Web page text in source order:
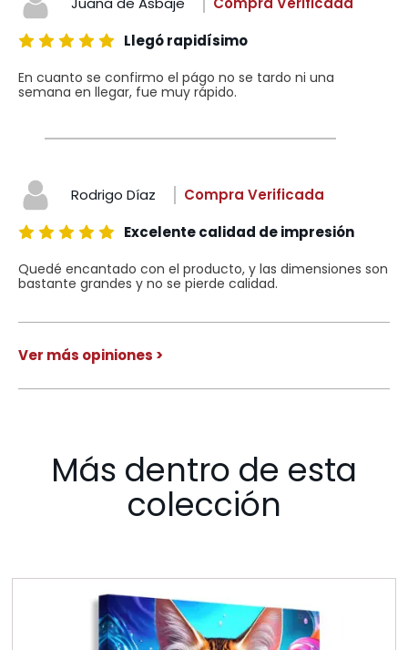
Llegó rapidísimo
En cuanto se confirmo el págo no se tardo ni una
semana en llegar, fue muy rápido.
Rodrigo Díaz
Compra Verificada
Excelente calidad de impresión
Quedé encantado con el producto, y las dimensiones son
bastante grandes y no se pierde calidad.
Ver más opiniones >
Más dentro de esta
colección